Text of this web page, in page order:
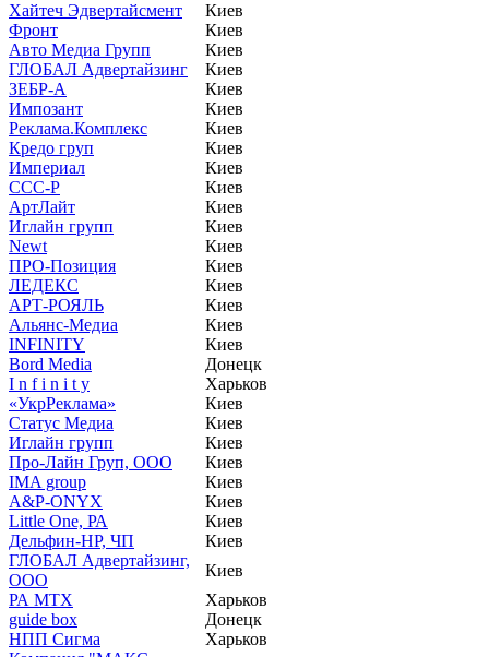
Хайтеч Эдвертайсмент
Киев
Фронт
Киев
Авто Медиа Групп
Киев
ГЛОБАЛ Адвертайзинг
Киев
ЗЕБР-А
Киев
Импозант
Киев
Реклама.Комплекс
Киев
Кредо груп
Киев
Империал
Киев
CCC-P
Киев
АртЛайт
Киев
Иглайн групп
Киев
Newt
Киев
ПРО-Позиция
Киев
ЛЕДЕКС
Киев
АРТ-РОЯЛЬ
Киев
Альянс-Медиа
Киев
INFINITY
Киев
Bord Media
Донецк
I n f i n i t y
Харьков
«УкрРеклама»
Киев
Статус Медиа
Киев
Иглайн групп
Киев
Про-Лайн Груп, ООО
Киев
IMA group
Киев
A&P-ONYX
Киев
Little One, РА
Киев
Дельфин-НР, ЧП
Киев
ГЛОБАЛ Адвертайзинг,
ООО
Киев
РА МТХ
Харьков
guide box
Донецк
НПП Сигма
Харьков